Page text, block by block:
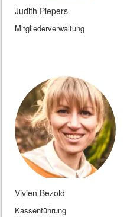
Judith Piepers
Mitgliederverwaltung
Vivien Bezold
Kassenführung